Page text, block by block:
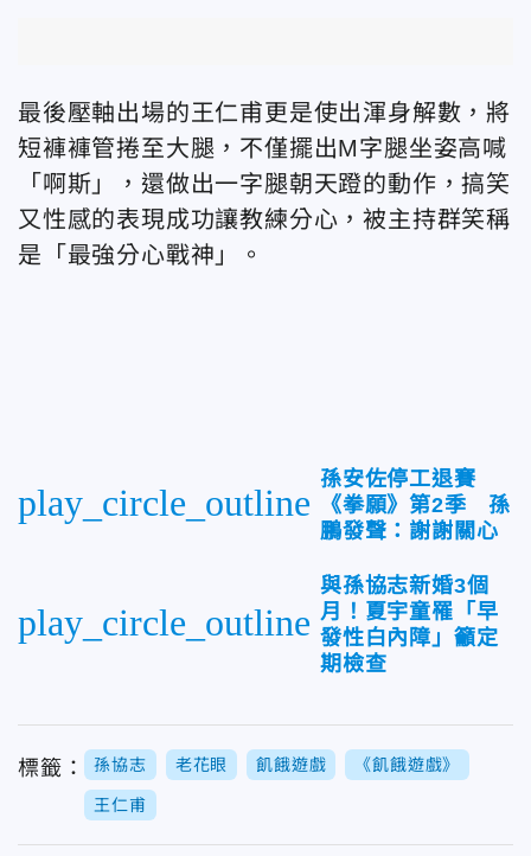
最後壓軸出場的王仁甫更是使出渾身解數，將
短褲褲管捲至大腿，不僅擺出M字腿坐姿高喊
「啊斯」，還做出一字腿朝天蹬的動作，搞笑
又性感的表現成功讓教練分心，被主持群笑稱
是「最強分心戰神」。
play_circle_outline
孫安佐停工退賽
《拳願》第2季 孫
鵬發聲：謝謝關心
play_circle_outline
與孫協志新婚3個
月！夏宇童罹「早
發性白內障」籲定
期檢查
標籤： 孫協志 老花眼 飢餓遊戲 《飢餓遊戲》
王仁甫